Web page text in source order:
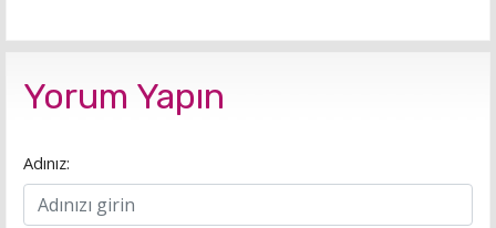
Yorum Yapın
Adınız: